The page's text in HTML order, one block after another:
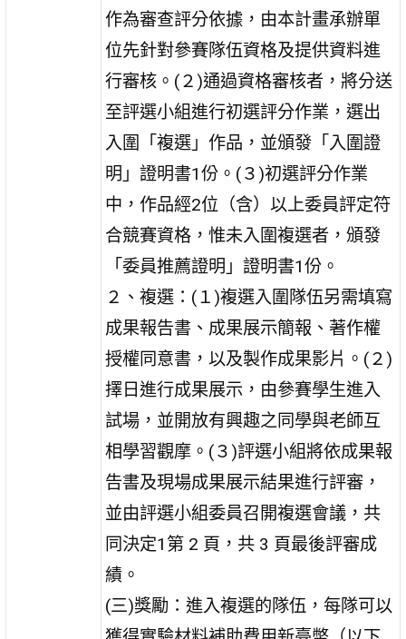
作為審查評分依據，由本計畫承辦單
位先針對參賽隊伍資格及提供資料進
行審核。(２)通過資格審核者，將分送
至評選小組進行初選評分作業，選出
入圍「複選」作品，並頒發「入圍證
明」證明書1份。(３)初選評分作業
中，作品經2位（含）以上委員評定符
合競賽資格，惟未入圍複選者，頒發
「委員推薦證明」證明書1份。
２、複選：(１)複選入圍隊伍另需填寫
成果報告書、成果展示簡報、著作權
授權同意書，以及製作成果影片。(２)
擇日進行成果展示，由參賽學生進入
試場，並開放有興趣之同學與老師互
相學習觀摩。(３)評選小組將依成果報
告書及現場成果展示結果進行評審，
並由評選小組委員召開複選會議，共
同決定1第 2 頁，共 3 頁最後評審成
績。
(三)獎勵：進入複選的隊伍，每隊可以